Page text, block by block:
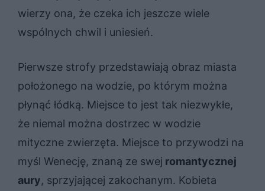
wierzy ona, że czeka ich jeszcze wiele
wspólnych chwil i uniesień.
Pierwsze strofy przedstawiają obraz miasta
położonego na wodzie, po którym można
płynąć łódką. Miejsce to jest tak niezwykłe,
że niemal można dostrzec w wodzie
mityczne zwierzęta. Miejsce to przywodzi na
myśl Wenecję, znaną ze swej romantycznej
aury, sprzyjającej zakochanym. Kobieta